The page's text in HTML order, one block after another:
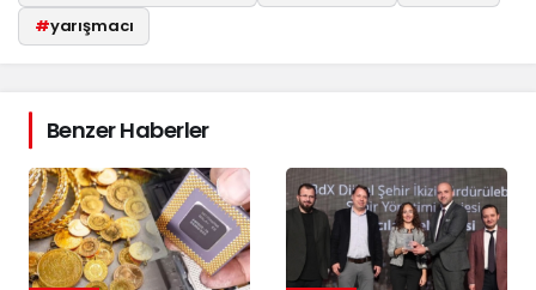
#yarışmacı
Benzer Haberler